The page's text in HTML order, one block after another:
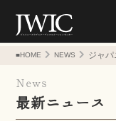
■HOME NEWS ジャパ
News
最新ニュース